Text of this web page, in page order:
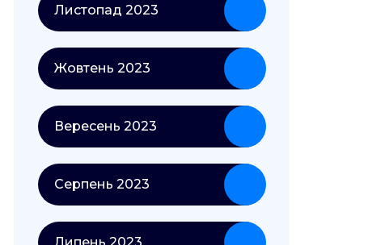
Листопад 2023
Жовтень 2023
Вересень 2023
Серпень 2023